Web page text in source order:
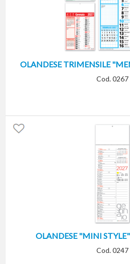
OLANDESE TRIMENSILE
Cod. 0267
OLANDESE "MINI
Cod. 0247